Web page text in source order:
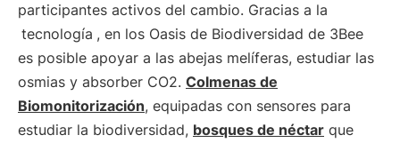
participantes activos del cambio. Gracias a la
tecnología , en los Oasis de Biodiversidad de 3Bee
es posible apoyar a las abejas melíferas, estudiar las
osmias y absorber CO2. Colmenas de
Biomonitorización, equipadas con sensores para
estudiar la biodiversidad, bosques de néctar que